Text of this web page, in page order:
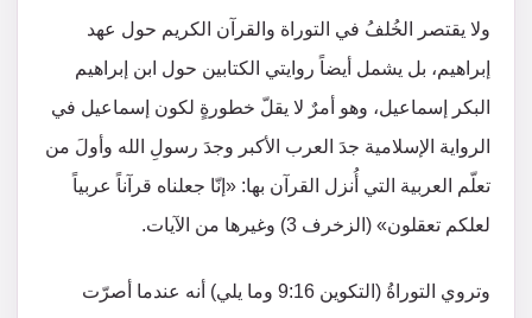
ولا يقتصر الخُلفُ في التوراة والقرآن الكريم حول عهد
إبراهيم، بل يشمل أيضاً روايتي الكتابين حول ابن إبراهيم
البكر إسماعيل، وهو أمرٌ لا يقلّ خطورةٍ لكون إسماعيل في
الرواية الإسلامية جدَ العرب الأكبر وجدَ رسولِ الله وأولَ من
تعلّم العربية التي أُنزل القرآن بها: «إنّا جعلناه قرآناً عربياً
لعلكم تعقلون» (الزخرف 3) وغيرها من الآيات.
وتروي التوراةُ (التكوين 9:16 وما يلي) أنه عندما أصرّت